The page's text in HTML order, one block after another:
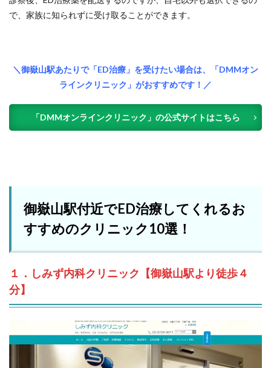
で、家族に知られずに受け取ることができます。
＼御嶽山駅あたりで「ED治療」を受けたい場合は、「DMMオン
ラインクリニック」がおすすめです！／
「DMMオンラインクリニック」の公式サイトはこちら
御嶽山駅付近でED治療してくれるお
すすめのクリニック10選！
１．しみず内科クリニック【御嶽山駅より徒歩４
分】